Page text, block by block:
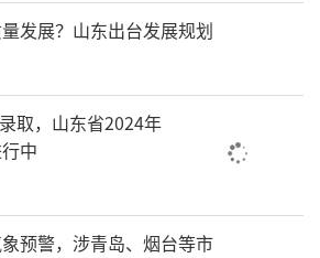
发展？山东出台发展规划
取，山东省2024年
中
预警，涉青岛、烟台等市